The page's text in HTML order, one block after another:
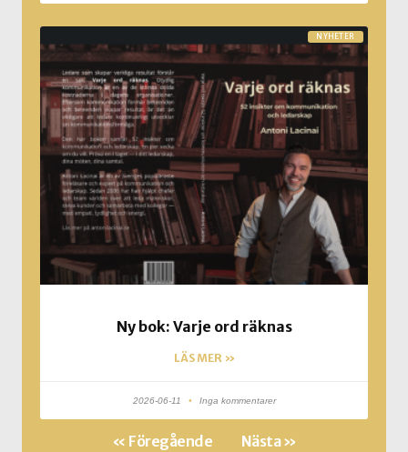
NYHETER
Ny bok: Varje ord räknas
LÄS MER »
2026-06-11 Inga kommentarer
« Föregående Nästa »